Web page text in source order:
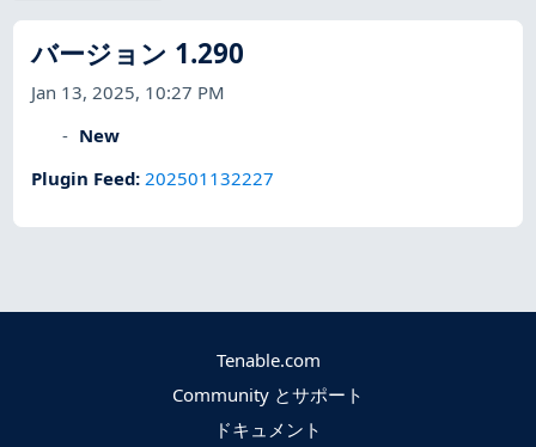
バージョン 1.290
Jan 13, 2025, 10:27 PM
New
Plugin Feed:202501132227
Tenable.com
Community とサポート
ドキュメント